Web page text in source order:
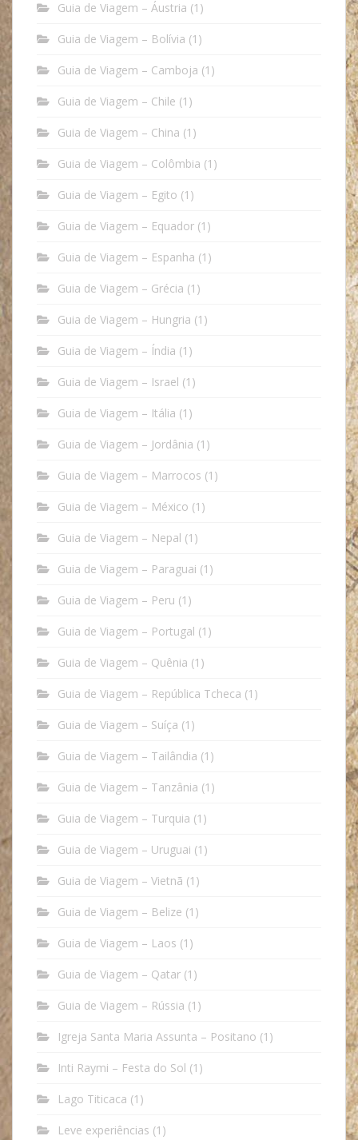
Guia de Viagem – Áustria (1)
Guia de Viagem – Bolívia (1)
Guia de Viagem – Camboja (1)
Guia de Viagem – Chile (1)
Guia de Viagem – China (1)
Guia de Viagem – Colômbia (1)
Guia de Viagem – Egito (1)
Guia de Viagem – Equador (1)
Guia de Viagem – Espanha (1)
Guia de Viagem – Grécia (1)
Guia de Viagem – Hungria (1)
Guia de Viagem – Índia (1)
Guia de Viagem – Israel (1)
Guia de Viagem – Itália (1)
Guia de Viagem – Jordânia (1)
Guia de Viagem – Marrocos (1)
Guia de Viagem – México (1)
Guia de Viagem – Nepal (1)
Guia de Viagem – Paraguai (1)
Guia de Viagem – Peru (1)
Guia de Viagem – Portugal (1)
Guia de Viagem – Quênia (1)
Guia de Viagem – República Tcheca (1)
Guia de Viagem – Suíça (1)
Guia de Viagem – Tailândia (1)
Guia de Viagem – Tanzânia (1)
Guia de Viagem – Turquia (1)
Guia de Viagem – Uruguai (1)
Guia de Viagem – Vietnã (1)
Guia de Viagem – Belize (1)
Guia de Viagem – Laos (1)
Guia de Viagem – Qatar (1)
Guia de Viagem – Rússia (1)
Igreja Santa Maria Assunta – Positano (1)
Inti Raymi – Festa do Sol (1)
Lago Titicaca (1)
Leve experiências (1)